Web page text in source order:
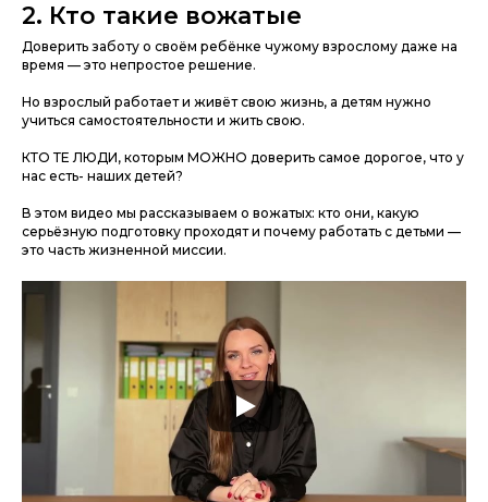
2. Кто такие вожатые
Доверить заботу о своём ребёнке чужому взрослому даже на
время — это непростое решение.
Но взрослый работает и живёт свою жизнь, а детям нужно
учиться самостоятельности и жить свою.
КТО ТЕ ЛЮДИ, которым МОЖНО доверить самое дорогое, что у
нас есть- наших детей?
В этом видео мы рассказываем о вожатых: кто они, какую
серьёзную подготовку проходят и почему работать с детьми —
это часть жизненной миссии.